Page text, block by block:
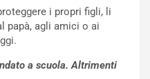
i propri figli, li
papà, agli amici o ai
a scuola. Altrimenti